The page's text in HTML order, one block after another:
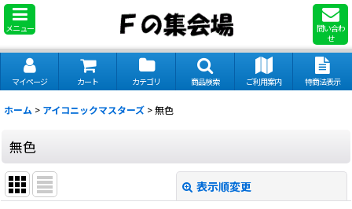
メニュー
問い合わ
せ
マイページ カート カテゴリ 商品検索 ご利用案内 特商法表示
ホーム > アイコニックマスターズ >無色
無色
表示順変更